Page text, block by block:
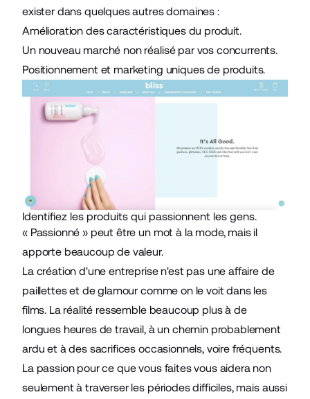
exister dans quelques autres domaines :
Amélioration des caractéristiques du produit.
Un nouveau marché non réalisé par vos concurrents.
Positionnement et marketing uniques de produits.
Identifiez les produits qui passionnent les gens.
« Passionné » peut être un mot à la mode, mais il
apporte beaucoup de valeur.
La création d'une entreprise n'est pas une affaire de
paillettes et de glamour comme on le voit dans les
films. La réalité ressemble beaucoup plus à de
longues heures de travail, à un chemin probablement
ardu et à des sacrifices occasionnels, voire fréquents.
La passion pour ce que vous faites vous aidera non
seulement à traverser les périodes difficiles, mais aussi